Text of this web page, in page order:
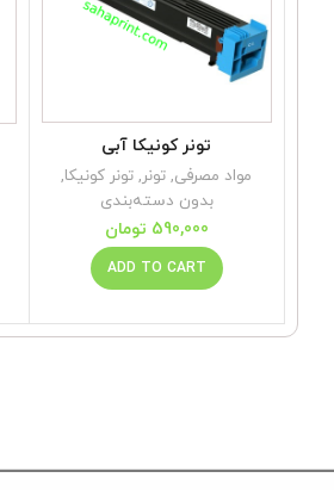
تونر کونیکا آبی
مواد مصرفی, تونر, تونر کونیکا,
بدون دسته‌بندی
590,000 تومان
ADD TO CART